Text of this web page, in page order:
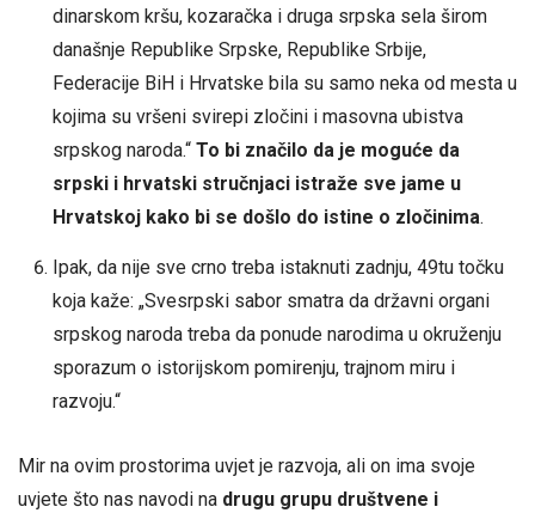
dinarskom kršu, kozaračka i druga srpska sela širom
današnje Republike Srpske, Republike Srbije,
Federacije BiH i Hrvatske bila su samo neka od mesta u
kojima su vršeni svirepi zločini i masovna ubistva
srpskog naroda.“ To bi značilo da je moguće da
srpski i hrvatski stručnjaci istraže sve jame u
Hrvatskoj kako bi se došlo do istine o zločinima.
Ipak, da nije sve crno treba istaknuti zadnju, 49tu točku
koja kaže: „Svesrpski sabor smatra da državni organi
srpskog naroda treba da ponude narodima u okruženju
sporazum o istorijskom pomirenju, trajnom miru i
razvoju.“
Mir na ovim prostorima uvjet je razvoja, ali on ima svoje
uvjete što nas navodi na drugu grupu društvene i